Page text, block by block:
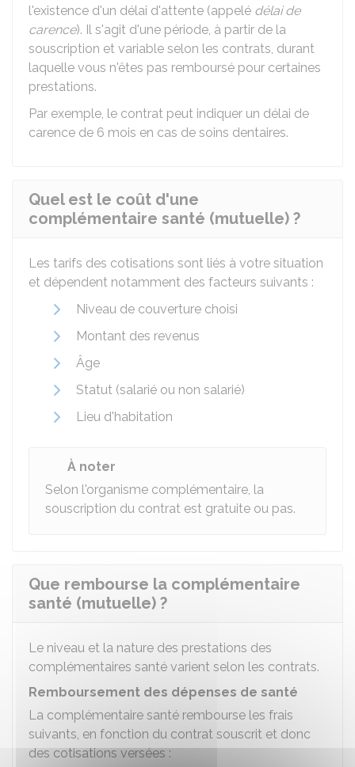
l'existence d'un délai d'attente (appelé délai de
carence). Il s'agit d'une période, à partir de la
souscription et variable selon les contrats, durant
laquelle vous n'êtes pas remboursé pour certaines
prestations.
Par exemple, le contrat peut indiquer un délai de
carence de 6 mois en cas de soins dentaires.
Quel est le coût d'une
complémentaire santé (mutuelle) ?
Les tarifs des cotisations sont liés à votre situation
et dépendent notamment des facteurs suivants :
Niveau de couverture choisi
Montant des revenus
Âge
Statut (salarié ou non salarié)
Lieu d'habitation
À noter
Selon l'organisme complémentaire, la
souscription du contrat est gratuite ou pas.
Que rembourse la complémentaire
santé (mutuelle) ?
Le niveau et la nature des prestations des
complémentaires santé varient selon les contrats.
Remboursement des dépenses de santé
La complémentaire santé rembourse les frais
suivants, en fonction du contrat souscrit et donc
des cotisations versées :